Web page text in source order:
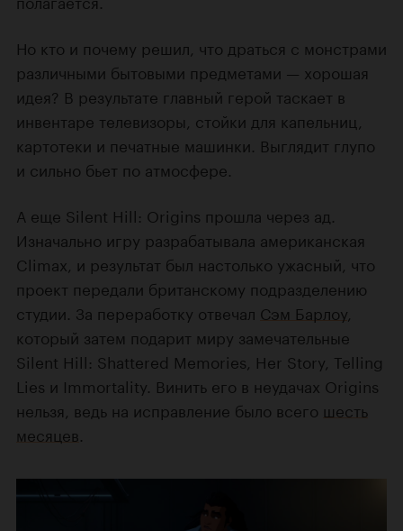
Но кто и почему решил, что драться с монстрами
различными бытовыми предметами — хорошая
идея? В результате главный герой таскает в
инвентаре телевизоры, стойки для капельниц,
картотеки и печатные машинки. Выглядит глупо
и сильно бьет по атмосфере.
А еще Silent Hill: Origins прошла через ад.
Изначально игру разрабатывала американская
Climax, и результат был настолько ужасный, что
проект передали британскому подразделению
студии. За переработку отвечал Сэм Барлоу
который затем подарит миру замечательные
Silent Hill: Shattered Memories, Her Story, Telling
Lies и Immortality. Винить его в неудачах Origins
нельзя, ведь на исправление было всего шесть
месяцев